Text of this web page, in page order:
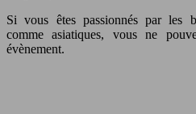
Si vous êtes passionnés par les
comme asiatiques, vous ne
évènement.